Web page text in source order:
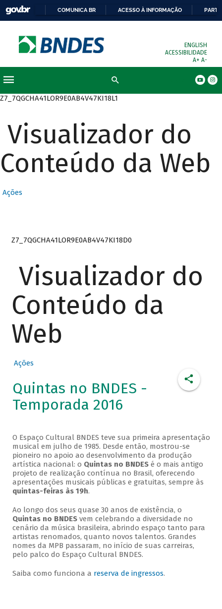
COMUNICA BR ACESSO À INFORMAÇÃO
ENGLISH
ACESSIBILIDADE
A+ A-
Z7_7QGCHA41LOR9E0AB4V47KI18L1
Visualizador do
Conteúdo da Web
Ações
Z7_7QGCHA41LOR9E0AB4V47KI18D0
Visualizador do
Conteúdo da
Web
Ações
Quintas no BNDES -
Temporada 2016
O Espaço Cultural BNDES teve sua primeira apresentação
musical em julho de 1985. Desde então, mostrou-se
pioneiro no apoio ao desenvolvimento da produção
artística nacional: o Quintas no BNDESé o mais antigo
projeto de realização contínua no Brasil, oferecendo
apresentações musicais públicas e gratuitas, sempre às
quintas-feiras às 19h.
Ao longo dos seus quase 30 anos de existência, o
Quintas no BNDESvem celebrando a diversidade no
cenário da música brasileira, abrindo espaço tanto para
artistas renomados, quanto novos talentos. Grandes
nomes da MPB passaram, no início de suas carreiras,
pelo palco do Espaço Cultural BNDES.
Saiba como funciona a reserva de ingressos.